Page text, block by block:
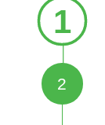
1
2